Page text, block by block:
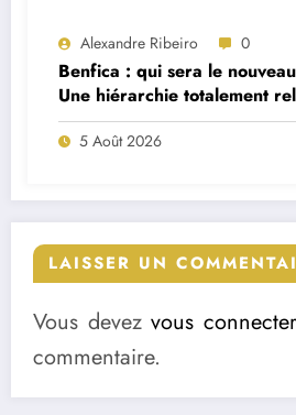
Alexandre Ribeiro 0
Benfica : qui sera le
Une hiérarchie totalement
deux départs majeurs
5 Août 2026
LAISSER UN
Vous devezvous connecter
commentaire.